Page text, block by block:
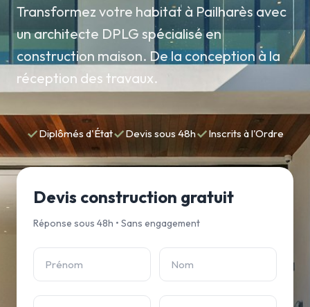
Transformez votre habitat à Pailharès avec
un architecte DPLG spécialisé en
construction maison. De la conception à la
réception des travaux.
✓Diplômés d'État✓Devis sous 48h✓Inscrits à l'Ordre
Devis construction gratuit
Réponse sous 48h • Sans engagement